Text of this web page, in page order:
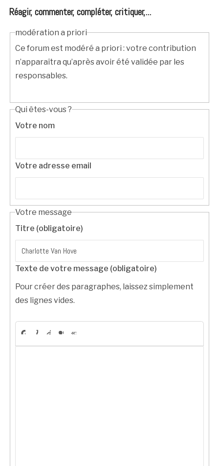
Réagir, commenter, compléter, critiquer,...
modération a priori
Ce forum est modéré a priori : votre contribution
n’apparaîtra qu’après avoir été validée par les
responsables.
Qui êtes-vous ?
Votre nom
Votre adresse email
Votre message
Titre (obligatoire)
Texte de votre message (obligatoire)
Pour créer des paragraphes, laissez simplement
des lignes vides.